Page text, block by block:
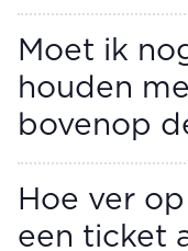
Moet ik
houden
bovenop
Hoe ver
een ticket